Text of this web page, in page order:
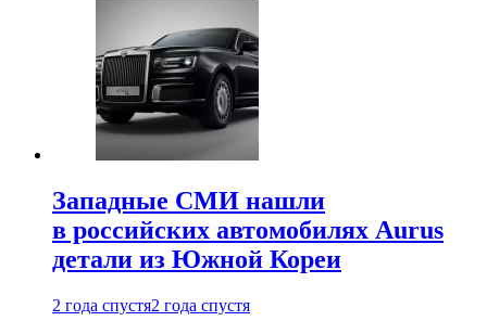
Западные СМИ нашли
в российских автомобилях Aurus
детали из Южной Кореи
2 года спустя2 года спустя